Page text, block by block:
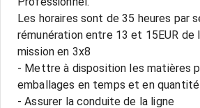
Les horaires sont de 35 heures par
rémunération entre 13 et 15EUR de
mission en 3x8
- Mettre à disposition les matières
emballages en temps et en
- Assurer la conduite de la ligne